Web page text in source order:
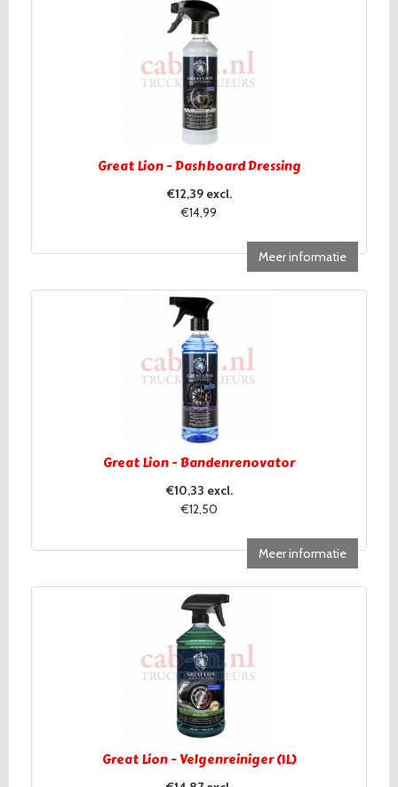
Great Lion - Dashboard Dressing
€12,39 excl.
€14,99
Meer informatie
Great Lion - Bandenrenovator
€10,33 excl.
€12,50
Meer informatie
Great Lion - Velgenreiniger (1L)